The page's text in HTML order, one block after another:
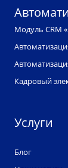
Модуль CRM
Кадровый
Услуги
Блог